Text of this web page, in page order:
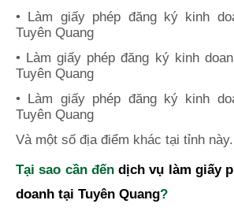
• Làm giấy phép đăng ký kinh
Tuyên Quang
• Làm giấy phép đăng ký kinh
Tuyên Quang
• Làm giấy phép đăng ký kinh
Tuyên Quang
Và một số địa điểm khác tại tỉnh này.
Tại sao cần đếndịch vụ làm giấy
doanh tại Tuyên Quang?